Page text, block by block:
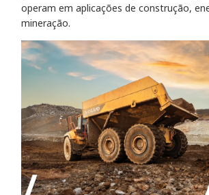
operam em aplicações de construção,
mineração.